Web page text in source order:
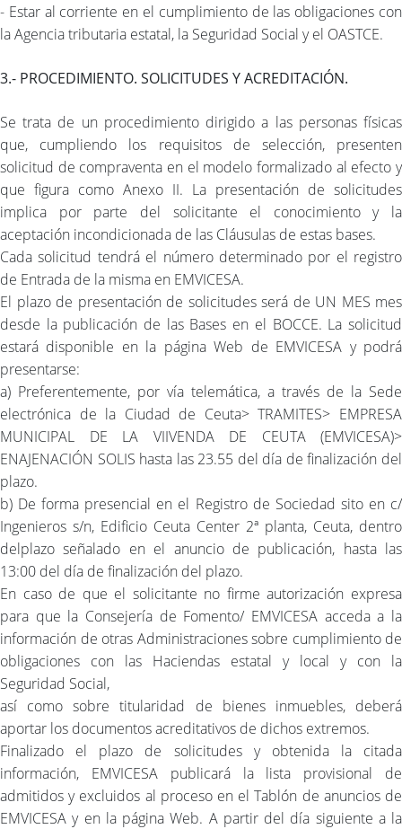
- Estar al corriente en el cumplimiento de las obligaciones con
la Agencia tributaria estatal, la Seguridad Social y el OASTCE.
3.- PROCEDIMIENTO. SOLICITUDES Y ACREDITACIÓN.
Se trata de un procedimiento dirigido a las personas físicas
que, cumpliendo los requisitos de selección, presenten
solicitud de compraventa en el modelo formalizado al efecto y
que figura como Anexo II. La presentación de solicitudes
implica por parte del solicitante el conocimiento y la
aceptación incondicionada de las Cláusulas de estas bases.
Cada solicitud tendrá el número determinado por el registro
de Entrada de la misma en EMVICESA.
El plazo de presentación de solicitudes será de UN MES mes
desde la publicación de las Bases en el BOCCE. La solicitud
estará disponible en la página Web de EMVICESA y podrá
presentarse:
a) Preferentemente, por vía telemática, a través de la Sede
electrónica de la Ciudad de Ceuta> TRAMITES> EMPRESA
MUNICIPAL DE LA VIIVENDA DE CEUTA (EMVICESA)>
ENAJENACIÓN SOLIS hasta las 23.55 del día de finalización del
plazo.
b) De forma presencial en el Registro de Sociedad sito en c/
Ingenieros s/n, Edificio Ceuta Center 2ª planta, Ceuta, dentro
delplazo señalado en el anuncio de publicación, hasta las
13:00 del día de finalización del plazo.
En caso de que el solicitante no firme autorización expresa
para que la Consejería de Fomento/ EMVICESA acceda a la
información de otras Administraciones sobre cumplimiento de
obligaciones con las Haciendas estatal y local y con la
Seguridad Social,
así como sobre titularidad de bienes inmuebles, deberá
aportar los documentos acreditativos de dichos extremos.
Finalizado el plazo de solicitudes y obtenida la citada
información, EMVICESA publicará la lista provisional de
admitidos y excluidos al proceso en el Tablón de anuncios de
EMVICESA y en la página Web. A partir del día siguiente a la